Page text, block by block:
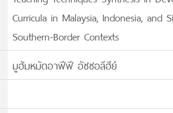
Curricula in Malaysia, Indonesia,
Southern-Border Contexts
มูฮัมหมัดอาฟีฟี อัซซอลีฮีย์